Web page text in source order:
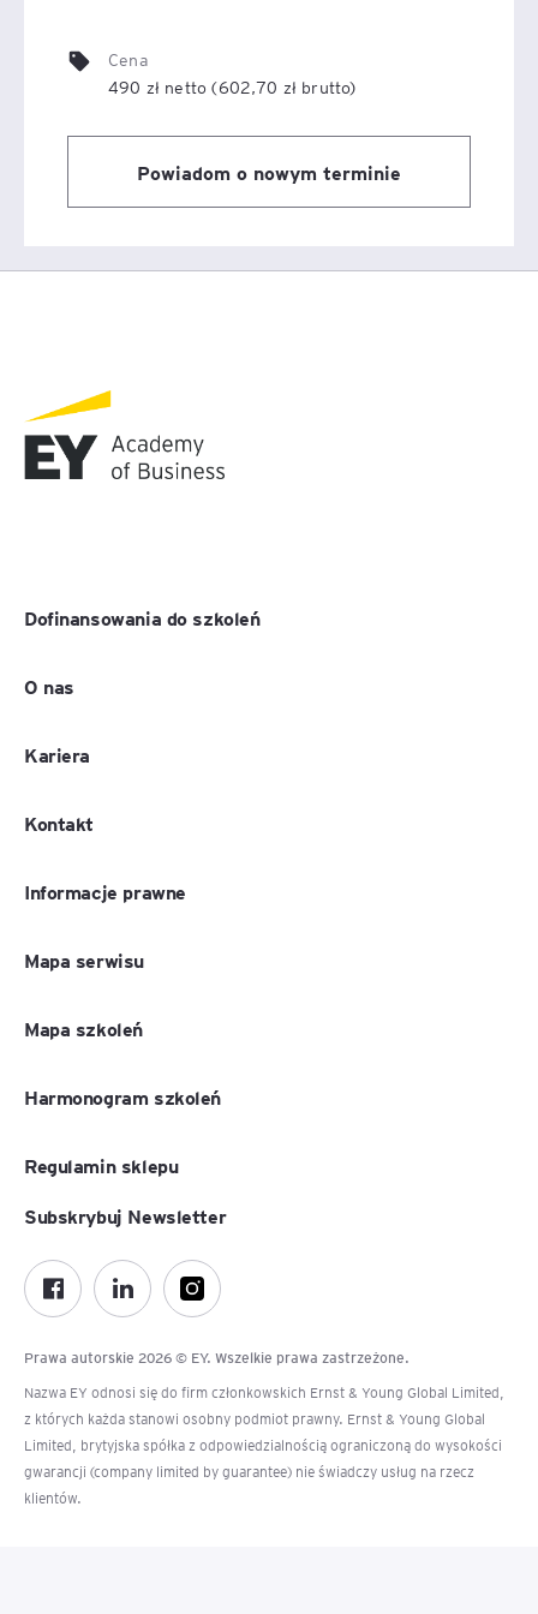
Forma szkolenia
miało charakter praktyczny / warsztatowy w postaci
Cena
490 zł netto (602,70 zł brutto)
Powiadom o nowym terminie
Dofinansowania do szkoleń
O nas
Kariera
Kontakt
Informacje prawne
Mapa serwisu
Mapa szkoleń
Harmonogram szkoleń
Regulamin sklepu
Prawa autorskie 2026 © EY. Wszelkie prawa zastrzeżone.
Nazwa EY odnosi się do firm członkowskich Ernst & Young Global Limited,
z których każda stanowi osobny podmiot prawny. Ernst & Young Global
Limited, brytyjska spółka z odpowiedzialnością ograniczoną do wysokości
gwarancji (company limited by guarantee) nie świadczy usług na rzecz
klientów.
Subskrybuj Newsletter